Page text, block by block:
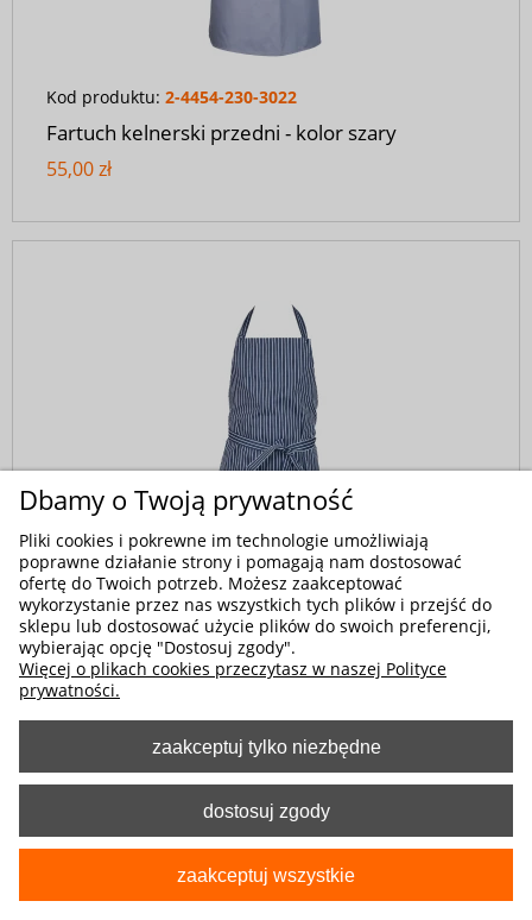
Kod produktu: 2-4454-230-3022
Fartuch kelnerski przedni - kolor szary
55,00 zł
Kod produktu:2-4454-331-6030
Fartuch kelnerski przedni w granatowo białe
paski
Dbamy o Twoją prywatność
Pliki cookies i pokrewne im technologie umożliwiają
poprawne działanie strony i pomagają nam dostosować
ofertę do Twoich potrzeb. Możesz zaakceptować
wykorzystanie przez nas wszystkich tych plików i przejść do
sklepu lub dostosować użycie plików do swoich preferencji,
wybierając opcję "Dostosuj zgody".
Więcej o plikach cookies przeczytasz w naszej Polityce
prywatności.
zaakceptuj tylko niezbędne
dostosuj zgody
zaakceptuj wszystkie